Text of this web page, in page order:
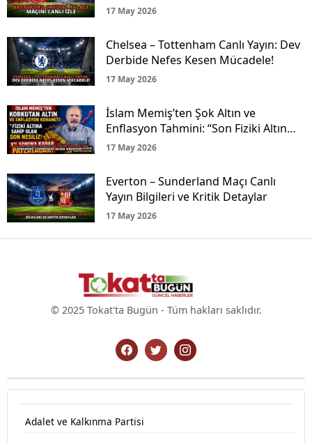
17 May 2026
Chelsea – Tottenham Canlı Yayın: Dev
Derbide Nefes Kesen Mücadele!
17 May 2026
İslam Memiş’ten Şok Altın ve
Enflasyon Tahmini: “Son Fiziki Altın
Nesliyiz!”
17 May 2026
Everton – Sunderland Maçı Canlı
Yayın Bilgileri ve Kritik Detaylar
17 May 2026
© 2025 Tokat'ta Bugün - Tüm hakları saklıdır.
Adalet ve Kalkınma Partisi